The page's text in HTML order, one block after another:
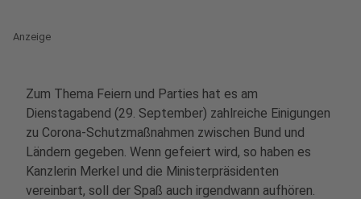
Anzeige
Zum Thema Feiern und Parties hat es am
Dienstagabend (29. September) zahlreiche Einigungen
zu Corona-Schutzmaßnahmen zwischen Bund und
Ländern gegeben. Wenn gefeiert wird, so haben es
Kanzlerin Merkel und die Ministerpräsidenten
vereinbart, soll der Spaß auch irgendwann aufhören.